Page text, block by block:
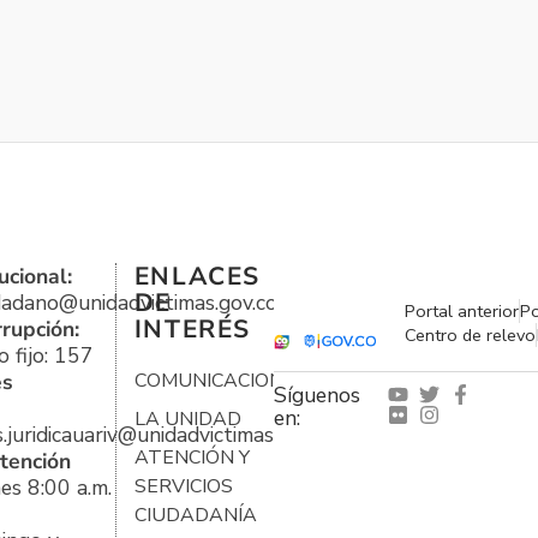
fijo: 157
8:00 a.m.
ENLACES
DE
INTERÉS
COMUNICACIONES
LA UNIDAD
ATENCIÓN Y
SERVICIOS
CIUDADANÍA
Portal anterior
Centro de relevo
Síguenos
en: